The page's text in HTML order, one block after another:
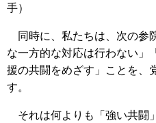
手）
同時に、私たちは、次の参
な一方的な対応は行わない」
援の共闘をめざす」ことを、
す。
それは何よりも「強い共闘